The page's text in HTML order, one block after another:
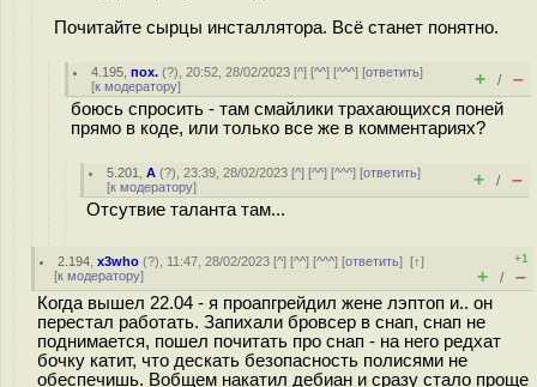
Почитайте сырцы инсталлятора. Всё станет понятно.
4.195 ,пох. (?), 20:52, 28/02/2023 [^] [^^] [^^^] [ответить]
[к модератору] + / –
боюсь спросить - там смайлики трахающихся поней
прямо в коде, или только все же в комментариях?
5.201 ,A (?), 23:39, 28/02/2023 [^] [^^] [^^^] [ответить]
[к модератору] + / –
Отсутвие таланта там...
2.194 ,x3who (?), 11:47, 28/02/2023 [^] [^^] [^^^] [ответить][↑]
[к модератору]
+1
+ / –
Когда вышел 22.04 - я проапгрейдил жене лэптоп и.. он
перестал работать. Запихали бровсер в снап, снап не
поднимается, пошел почитать про снап - на него редхат
бочку катит, что дескать безопасность полисями не
обеспечишь. Вобщем накатил дебиан и сразу стало проще